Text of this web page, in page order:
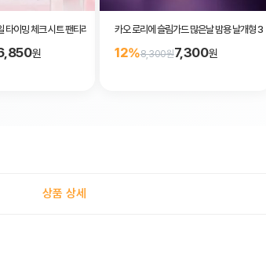
타이밍 체크 시트 팬티라이너 5매입
원
카오 로리에 슬림가드 많은날 밤용 날개형
12%8,300원7,300원
상품 상세